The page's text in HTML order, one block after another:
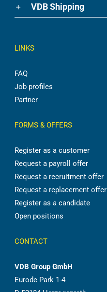
VDB Shipping
LINKS
FAQ
Job profiles
Partner
FORMS & OFFERS
Register as a customer
Request a payroll offer
Request a recruitment offer
Request a replacement offer
Register as a candidate
Open positions
CONTACT
VDB Group GmbH
Eurode Park 1-4